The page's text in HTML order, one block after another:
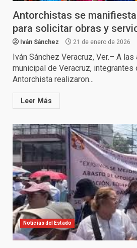
Antorchistas se
para solicitar obras y
Iván Sánchez 21 de enero de 2026
Iván Sánchez Veracruz, Ver.– A
municipal de Veracruz,
Antorchista realizaron...
Leer Más
Noticias del Estado